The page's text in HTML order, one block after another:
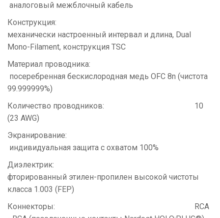
аналоговый межблочный кабель
Конструкция:
механически настроенный интервал и длина, Dual
Mono-Filament, конструкция TSC
Материал проводника:
посеребренная бескислородная медь ОFС 8n (чистота
99.999999%)
Количество проводников: 10
(23 AWG)
Экранирование:
индивидуальная защита с охватом 100%
Диэлектрик:
фторированный этилен-пропилен высокой чистоты
класса 1.003 (FEP)
Коннекторы: RCA